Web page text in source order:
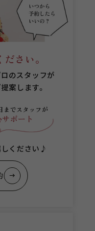
さい。
のスタッフが
案します。
までスタッフが
ポート
ください♪